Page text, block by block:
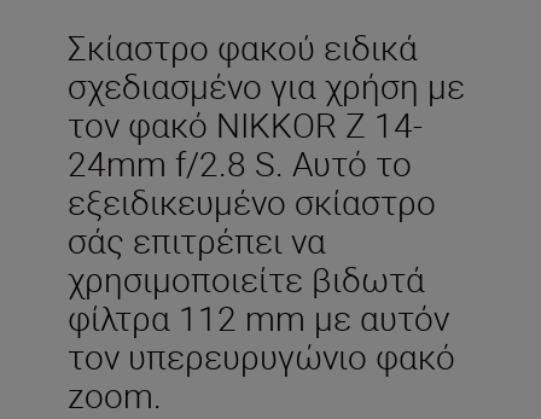
Σκίαστρο φακού ειδικά
σχεδιασμένο για χρήση με
τον φακό NIKKOR Z 14-
24mm f/2.8 S. Αυτό το
εξειδικευμένο σκίαστρο
σάς επιτρέπει να
χρησιμοποιείτε βιδωτά
φίλτρα 112 mm με αυτόν
τον υπερευρυγώνιο φακό
zoom.